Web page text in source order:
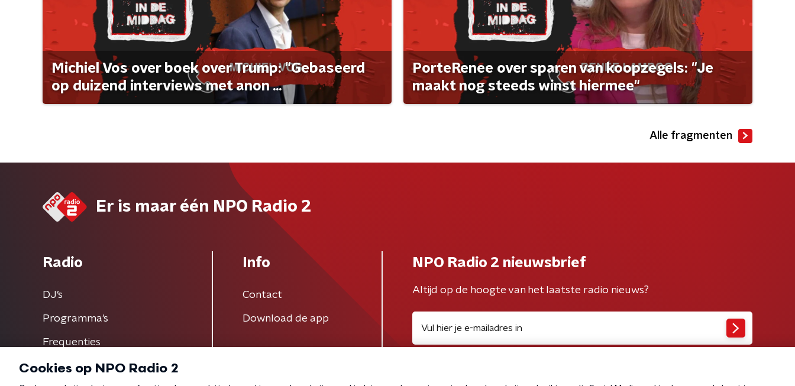
Michiel Vos over boek over Trump: "Gebaseerd
op duizend interviews met anon ...
PorteRenee over sparen van koopzegels: "Je
maakt nog steeds winst hiermee"
Alle fragmenten
Er is maar één NPO Radio 2
Radio
DJ’s
Programma's
Frequenties
Info
Contact
Download de app
NPO Radio 2 nieuwsbrief
Altijd op de hoogte van het laatste radio nieuws?